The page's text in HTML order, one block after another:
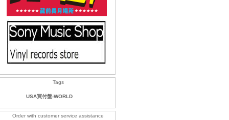
Tags
USA買付盤-WORLD
Order with customer service assistance